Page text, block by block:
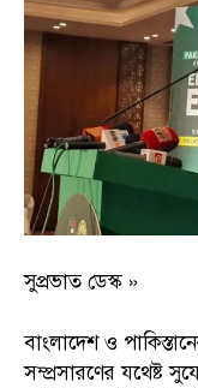
সুপ্রভাত ডেস্ক »
বাংলাদেশ ও
সম্প্রসারণের যথেষ্ট